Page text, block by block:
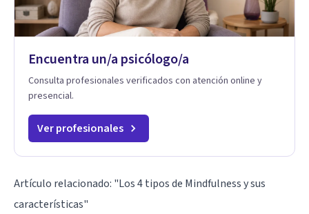
Encuentra un/a psicólogo/a
Consulta profesionales verificados con atención online y
presencial.
Ver profesionales
Artículo relacionado: "Los 4 tipos de Mindfulness y sus
características"